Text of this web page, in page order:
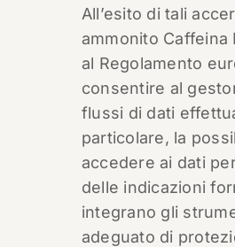
All’esito di tali
ammonito
al Regolamento
consentire al
flussi di dati
particolare, la
accedere ai dati
delle indicazioni
integrano gli
adeguato di